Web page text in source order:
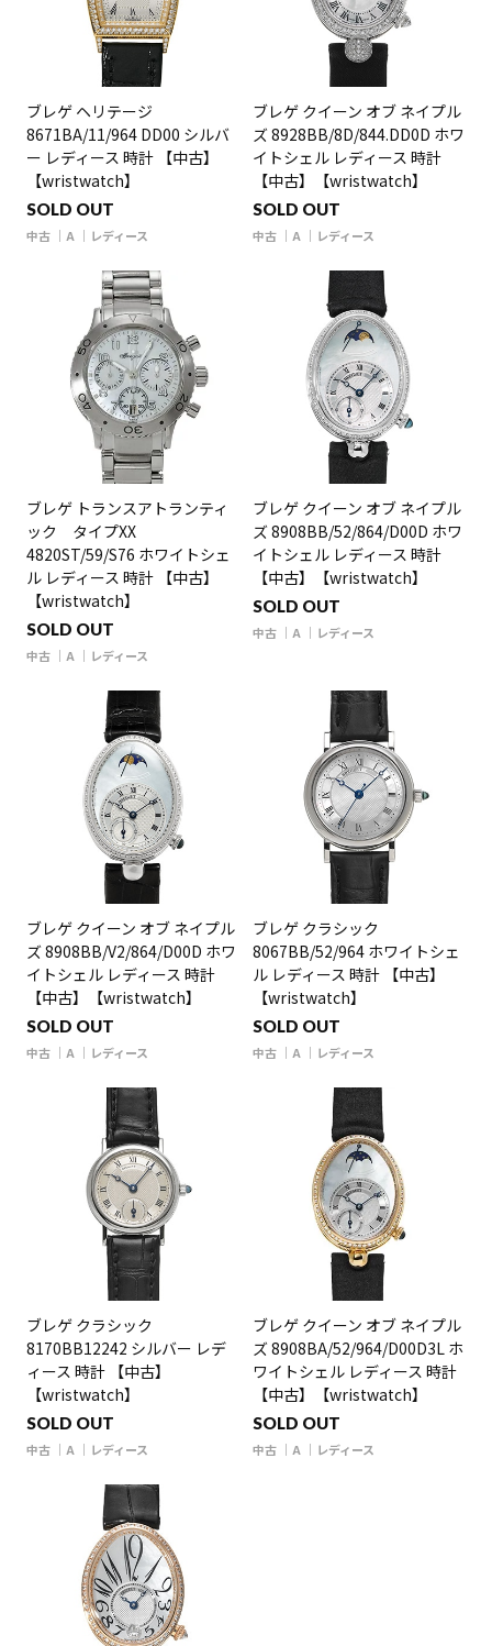
ブレゲ ヘリテージ
8671BA/11/964 DD00 シルバ
ー レディース 時計 【中古】
【wristwatch】
SOLD OUT
中古 A レディース
ブレゲ クイーン オブ ネイプル
ズ 8928BB/8D/844.DD0D ホワ
イトシェル レディース 時計
【中古】【wristwatch】
SOLD OUT
中古 A レディース
ブレゲ トランスアトランティ
ック タイプXX
4820ST/59/S76 ホワイトシェ
ル レディース 時計 【中古】
【wristwatch】
SOLD OUT
中古 A レディース
ブレゲ クイーン オブ ネイプル
ズ 8908BB/52/864/D00D ホワ
イトシェル レディース 時計
【中古】【wristwatch】
SOLD OUT
中古 A レディース
ブレゲ クイーン オブ ネイプル
ズ 8908BB/V2/864/D00D ホワ
イトシェル レディース 時計
【中古】【wristwatch】
SOLD OUT
中古 A レディース
ブレゲ クラシック
8067BB/52/964 ホワイトシェ
ル レディース 時計 【中古】
【wristwatch】
SOLD OUT
中古 A レディース
ブレゲ クラシック
8170BB12242 シルバー レデ
ィース 時計 【中古】
【wristwatch】
SOLD OUT
中古 A レディース
ブレゲ クイーン オブ ネイプル
ズ 8908BA/52/964/D00D3L ホ
ワイトシェル レディース 時計
【中古】【wristwatch】
SOLD OUT
中古 A レディース